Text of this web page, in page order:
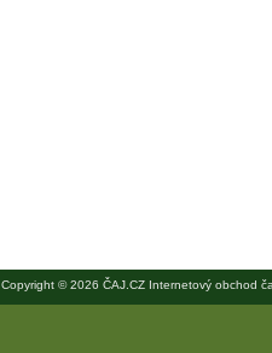
Copyright © 2026 ČAJ.CZ Internetový obchod